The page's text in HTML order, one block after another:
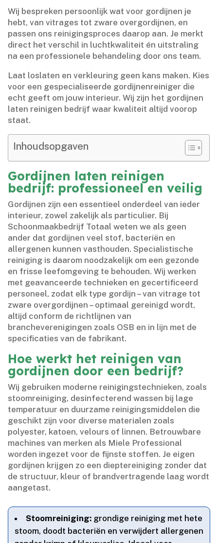
Wij bespreken persoonlijk wat voor gordijnen je
hebt, van vitrages tot zware overgordijnen, en
passen ons reinigingsproces daarop aan.​ Je merkt
direct het verschil in luchtkwaliteit én uitstraling
na een professionele behandeling door ons team.​
Laat loslaten en verkleuring geen kans maken.​ Kies
voor een gespecialiseerde gordijnenreiniger die
echt geeft om jouw interieur.​ Wij zijn het gordijnen
laten reinigen bedrijf waar kwaliteit altijd voorop
staat.​
Inhoudsopgaven
Gordijnen laten reinigen
bedrijf: professioneel en veilig
Gordijnen zijn een essentieel onderdeel van ieder
interieur, zowel zakelijk als particulier.​ Bij
Schoonmaakbedrijf Totaal weten we als geen
ander dat gordijnen veel stof, bacteriën en
allergenen kunnen vasthouden.​ Specialistische
reiniging is daarom noodzakelijk om een gezonde
en frisse leefomgeving te behouden.​ Wij werken
met geavanceerde technieken en gecertificeerd
personeel, zodat elk type gordijn – van vitrage tot
zware overgordijnen – optimaal gereinigd wordt,
altijd conform de richtlijnen van
brancheverenigingen zoals OSB en in lijn met de
specificaties van de fabrikant.​
Hoe werkt het reinigen van
gordijnen door een bedrijf?
Wij gebruiken moderne reinigingstechnieken, zoals
stoomreiniging, desinfecterend wassen bij lage
temperatuur en duurzame reinigingsmiddelen die
geschikt zijn voor diverse materialen zoals
polyester, katoen, velours of linnen.​ Betrouwbare
machines van merken als Miele Professional
worden ingezet voor de fijnste stoffen.​ Je eigen
gordijnen krijgen zo een dieptereiniging zonder dat
de structuur, kleur of brandvertragende laag wordt
aangetast.​
Stoomreiniging: grondige reiniging met hete
stoom, doodt bacteriën en verwijdert allergenen